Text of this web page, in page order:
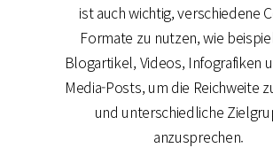
ist auch wichtig, verschiedene
Formate zu nutzen, wie
Blogartikel, Videos, Infografiken
Media-Posts, um die Reichweite
und unterschiedliche
anzusprechen.